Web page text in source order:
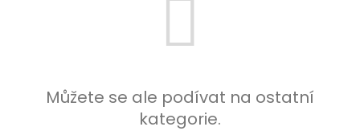
Můžete se ale podívat na ostatní
kategorie.